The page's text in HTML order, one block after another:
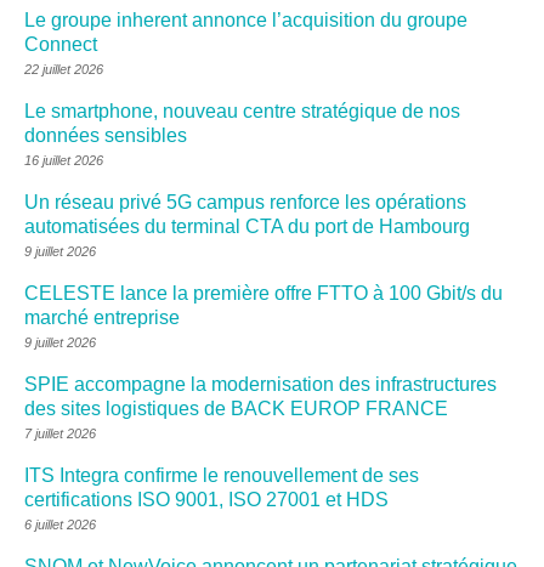
Le groupe inherent annonce l’acquisition du groupe
Connect
22 juillet 2026
Le smartphone, nouveau centre stratégique de nos
données sensibles
16 juillet 2026
Un réseau privé 5G campus renforce les opérations
automatisées du terminal CTA du port de Hambourg
9 juillet 2026
CELESTE lance la première offre FTTO à 100 Gbit/s du
marché entreprise
9 juillet 2026
SPIE accompagne la modernisation des infrastructures
des sites logistiques de BACK EUROP FRANCE
7 juillet 2026
ITS Integra confirme le renouvellement de ses
certifications ISO 9001, ISO 27001 et HDS
6 juillet 2026